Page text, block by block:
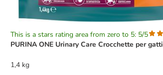
This is a stars rating area from zero to 5: 5/5
PURINA ONE Urinary Care Crocchette per gatti
1,4 kg